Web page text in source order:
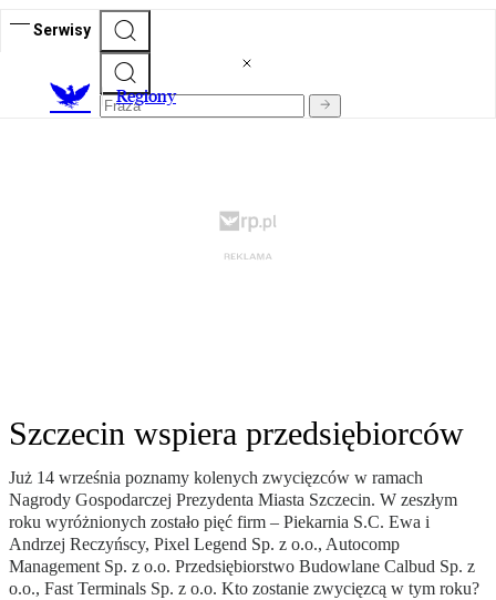
Serwisy
Regiony
Szczecin wspiera przedsiębiorców
Już 14 września poznamy kolenych zwycięzców w ramach
Nagrody Gospodarczej Prezydenta Miasta Szczecin. W zeszłym
roku wyróżnionych zostało pięć firm – Piekarnia S.C. Ewa i
Andrzej Reczyńscy, Pixel Legend Sp. z o.o., Autocomp
Management Sp. z o.o. Przedsiębiorstwo Budowlane Calbud Sp. z
o.o., Fast Terminals Sp. z o.o. Kto zostanie zwycięzcą w tym roku?